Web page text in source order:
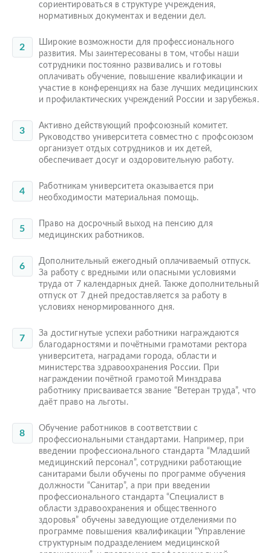
сориентироваться в структуре учреждения,
нормативных документах и ведении дел.
Широкие возможности для профессионального
развития. Мы заинтересованы в том, чтобы наши
сотрудники постоянно развивались и готовы
оплачивать обучение, повышение квалификации и
участие в конференциях на базе лучших медицинских
и профилактических учреждений России и зарубежья.
Активно действующий профсоюзный комитет.
Руководство университета совместно с профсоюзом
организует отдых сотрудников и их детей,
обеспечивает досуг и оздоровительную работу.
Работникам университета оказывается при
необходимости материальная помощь.
Право на досрочный выход на пенсию для
медицинских работников.
Дополнительный ежегодный оплачиваемый отпуск.
За работу с вредными или опасными условиями
труда от 7 календарных дней. Также дополнительный
отпуск от 7 дней предоставляется за работу в
условиях ненормированного дня.
За достигнутые успехи работники награждаются
благодарностями и почётными грамотами ректора
университета, наградами города, области и
министерства здравоохранения России. При
награждении почётной грамотой Минздрава
работнику присваивается звание “Ветеран труда”, что
даёт право на льготы.
Обучение работников в соответствии с
профессиональными стандартами. Например, при
введении профессионального стандарта “Младший
медицинский персонал”, сотрудники работающие
санитарами были обучены по программе обучения
должности “Санитар”, а при при введении
профессионального стандарта “Специалист в
области здравоохранения и общественного
здоровья” обучены заведующие отделениями по
программе повышения квалификации “Управление
структурным подразделением медицинской